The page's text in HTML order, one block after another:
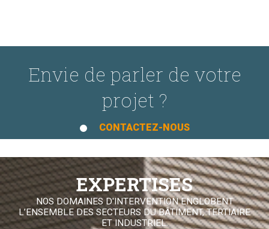
Envie de parler de votre
projet ?
CONTACTEZ-NOUS
EXPERTISES
NOS DOMAINES D'INTERVENTION ENGLOBENT
L’ENSEMBLE DES SECTEURS DU BÂTIMENT, TERTIAIRE
ET INDUSTRIEL.